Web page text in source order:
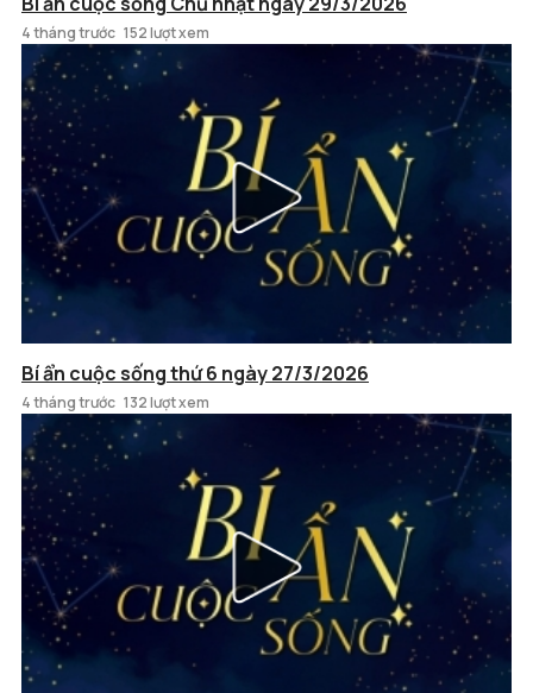
4 tháng trước 152 lượt xem
Bí ẩn cuộc sống thứ 6 ngày 27/3/2026
4 tháng trước 132 lượt xem